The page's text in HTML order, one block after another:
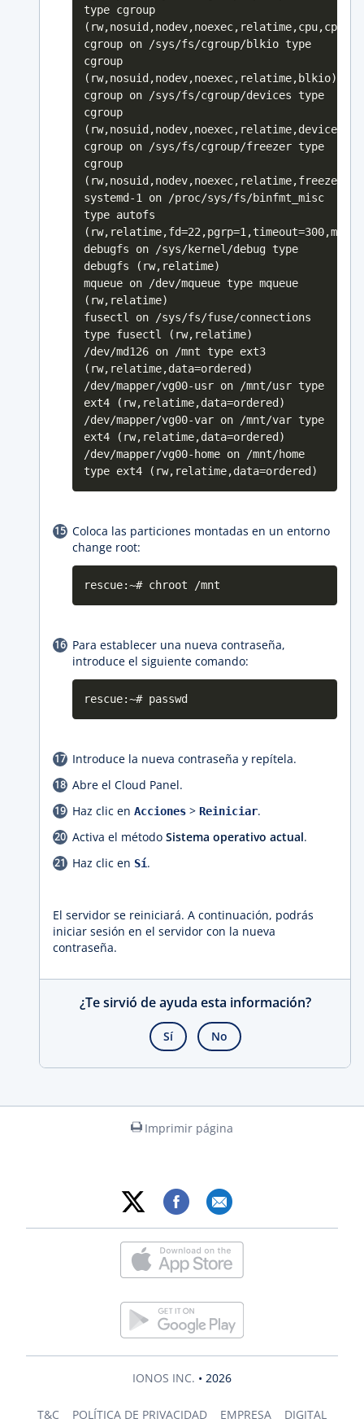
type cgroup
cgroup on /sys/fs/cgroup/blkio type
cgroup
(rw,nosuid,nodev,noexec,relatime,blkio)
cgroup on /sys/fs/cgroup/devices type
cgroup
(rw,nosuid,nodev,noexec,relatime,devices)
cgroup on /sys/fs/cgroup/freezer type
cgroup
(rw,nosuid,nodev,noexec,relatime,freezer)
systemd-1 on /proc/sys/fs/binfmt_misc
type autofs
debugfs on /sys/kernel/debug type
debugfs (rw,relatime)
mqueue on /dev/mqueue type mqueue
(rw,relatime)
fusectl on /sys/fs/fuse/connections
type fusectl (rw,relatime)
/dev/md126 on /mnt type ext3
(rw,relatime,data=ordered)
/dev/mapper/vg00-usr on /mnt/usr type
ext4 (rw,relatime,data=ordered)
/dev/mapper/vg00-var on /mnt/var type
ext4 (rw,relatime,data=ordered)
/dev/mapper/vg00-home on /mnt/home
type ext4 (rw,relatime,data=ordered)
Coloca las particiones montadas en un entorno
change root:
rescue:~# chroot /mnt
Para establecer una nueva contraseña,
introduce el siguiente comando:
rescue:~# passwd
Introduce la nueva contraseña y repítela.
Abre el Cloud Panel.
Haz clic en Acciones > Reiniciar.
Activa el método Sistema operativo actual.
Haz clic en Sí.
El servidor se reiniciará. A continuación, podrás
iniciar sesión en el servidor con la nueva
contraseña.
¿Te sirvió de ayuda esta información?
Sí No
Imprimir página
IONOS INC. • 2026
T&C POLÍTICA DE PRIVACIDAD EMPRESA DIGITAL